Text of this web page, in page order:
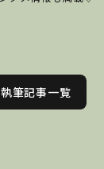
執筆記事一覧